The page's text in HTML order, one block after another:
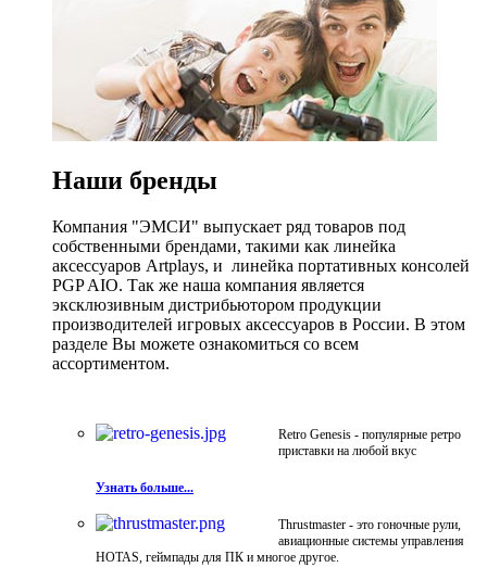
Наши бренды
Компания "ЭМСИ" выпускает ряд товаров под
собственными брендами, такими как линейка
аксессуаров Artplays, и линейка портативных консолей
PGP AIO. Так же наша компания является
эксклюзивным дистрибьютором продукции
производителей игровых аксессуаров в России. В этом
разделе Вы можете ознакомиться со всем
ассортиментом.
Retro Genesis - популярные ретро
приставки на любой вкус
Узнать больше...
Thrustmaster - это гоночные рули,
авиационные системы управления
HOTAS, геймпады для ПК и многое другое.